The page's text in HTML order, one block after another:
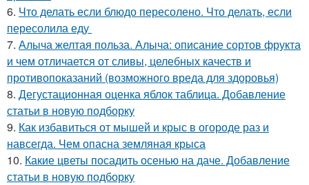
6. Что делать если блюдо пересолено. Что делать, если
пересолила еду
7. Алыча желтая польза. Алыча: описание сортов фрукта
и чем отличается от сливы, целебных качеств и
противопоказаний (возможного вреда для здоровья)
8. Дегустационная оценка яблок таблица. Добавление
статьи в новую подборку
9. Как избавиться от мышей и крыс в огороде раз и
навсегда. Чем опасна земляная крыса
10. Какие цветы посадить осенью на даче. Добавление
статьи в новую подборку